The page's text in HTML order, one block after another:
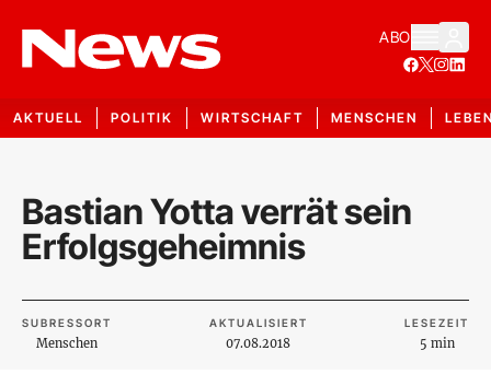
ABO
AKTUELL POLITIK WIRTSCHAFT MENSCHEN
Bastian Yotta verrät sein
Erfolgsgeheimnis
SUBRESSORT
Menschen
AKTUALISIERT
07.08.2018
LESEZEIT
5 min